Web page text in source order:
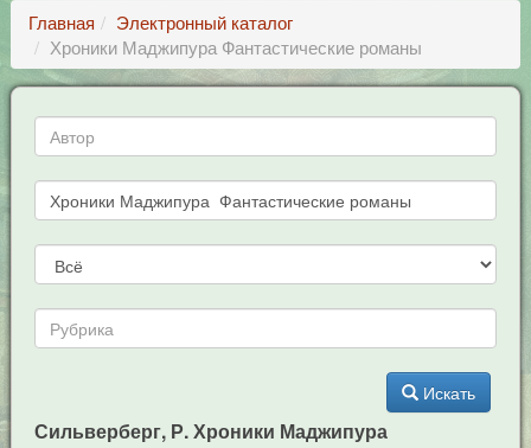
Главная
Электронный каталог
Хроники Маджипура Фантастические романы
Искать
Сильверберг, Р. Хроники Маджипура